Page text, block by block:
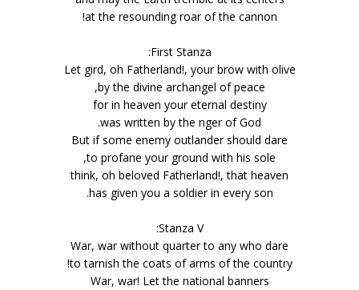
at the resounding roar of the cannon!
First Stanza:
Let gird, oh Fatherland!, your brow with olive
by the divine archangel of peace,
for in heaven your eternal destiny
was written by the finger of God.
But if some enemy outlander should dare
to profane your ground with his sole,
think, oh beloved Fatherland!, that heaven
has given you a soldier in every son.
Stanza V:
War, war without quarter to any who dare
to tarnish the coats of arms of the country!
War, war! Let the national banners